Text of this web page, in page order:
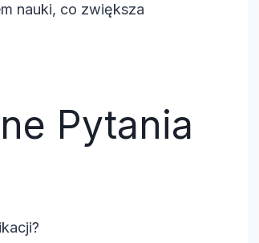
nauki, co zwiększa
Pytania